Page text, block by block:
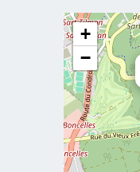
+
−